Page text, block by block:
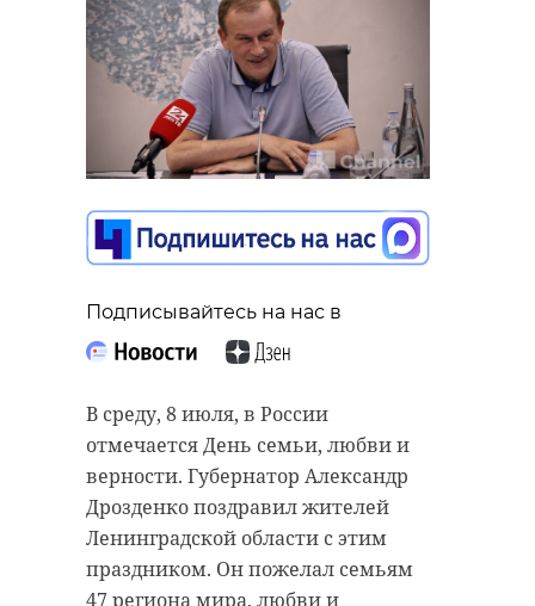
Подписывайтесь на нас в
В среду, 8 июля, в России
отмечается День семьи, любви и
верности. Губернатор Александр
Дрозденко поздравил жителей
Ленинградской области с этим
праздником. Он пожелал семьям
47 региона мира, любви и